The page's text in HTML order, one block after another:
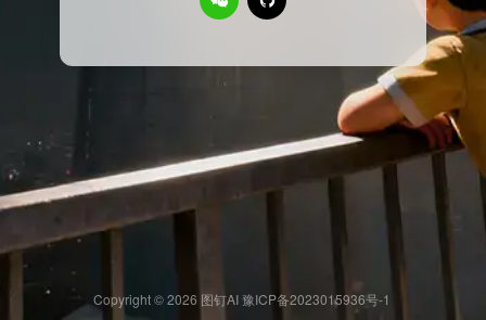
Copyright © 2026 图钉AI 豫ICP备2023015936号-1